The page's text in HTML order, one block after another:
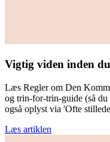
Vigtig viden inden
Læs Regler om Den
og trin-for-trin-guide (så
også oplyst via 'Ofte
Læs artiklen